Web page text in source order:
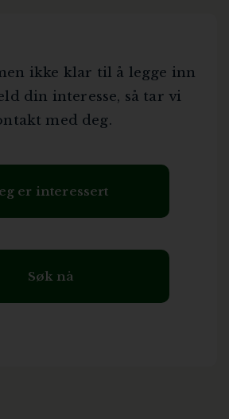
ikke klar til å legge inn
din interesse, så tar vi
med deg.
er interessert
Søk nå